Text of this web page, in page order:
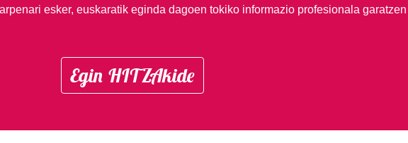
esker, euskaratik eginda dagoen tokiko informazio profesionala garatzen
Egin HITZAkide